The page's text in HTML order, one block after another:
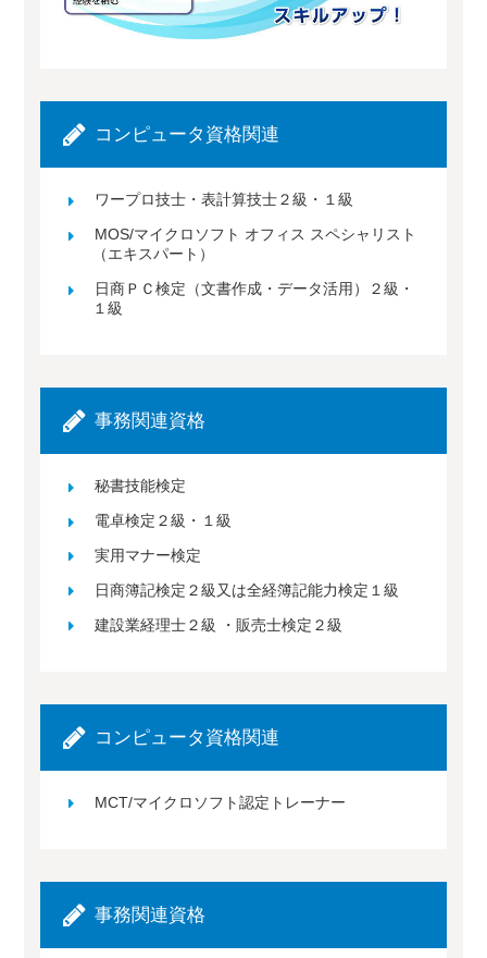
コンピュータ資格関連
ワープロ技士・表計算技士２級・１級
MOS/マイクロソフト オフィス スペシャリスト
（エキスパート）
日商ＰＣ検定（文書作成・データ活用）２級・
１級
事務関連資格
秘書技能検定
電卓検定２級・１級
実用マナー検定
日商簿記検定２級又は全経簿記能力検定１級
建設業経理士２級 ・販売士検定２級
コンピュータ資格関連
MCT/マイクロソフト認定トレーナー
事務関連資格